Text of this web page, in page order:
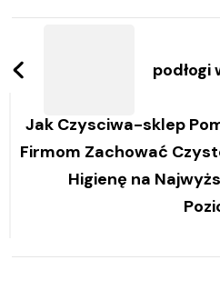
wpisy
podłogi
Jak Czysciwa-sklep
Firmom Zachować
Higienę na